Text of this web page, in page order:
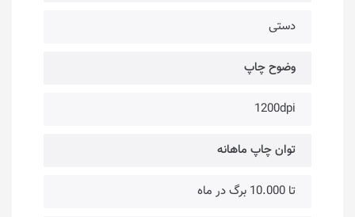
دستی
وضوح چاپ
1200dpi
توان چاپ ماهانه
تا 10.000 برگ در ماه